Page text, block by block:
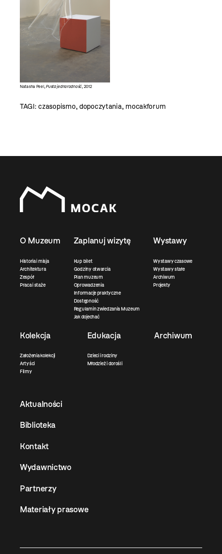
Natasha Peel, Pusta jednorodność , 2012
TAGI:czasopismo, dopoczytania, mocakforum
O Muzeum
Historia i misja
Architektura
Zespół
Praca i staże
Zaplanuj wizytę
Kup bilet
Godziny otwarcia
Plan muzeum
Oprowadzenia
Informacje praktyczne
Dostępność
Regulamin zwiedzania Muzeum
Jak dojechać
Wystawy
Wystawy czasowe
Wystawy stałe
Archiwum
Projekty
Kolekcja
Założenia kolekcji
Artyści
Filmy
Edukacja
Dzieci i rodziny
Młodzież i dorośli
Archiwum
Aktualności
Biblioteka
Kontakt
Wydawnictwo
Partnerzy
Materiały prasowe